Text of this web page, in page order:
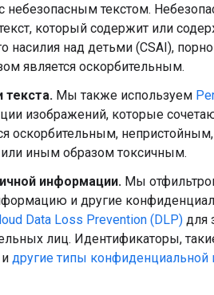
небезопасным текстом.
который содержит или
насилия над детьми (CSAI),
является оскорбительным.
текста. Мы также используем
изображений, которые
оскорбительным, непристойным,
иным образом токсичным.
информации. Мы
и другие
Data Loss Prevention (DLP) для
лиц. Идентификаторы,
другие типы